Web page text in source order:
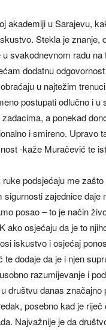
akademiji u Sarajevu,
Stekla je
svakodnevnom radu na
dodatnu
u najtežim
postupati odlučno i
a ponekad
i smireno. Upravo
-kaže Muračević te
podsjećaju me
zajednice
posao – to je način
ako osjećaju da je to
iskustvo i osjećaj
dodaje da je i njen
razumijevanje i
društvu danas
posebno kad je
Najvažnije je da